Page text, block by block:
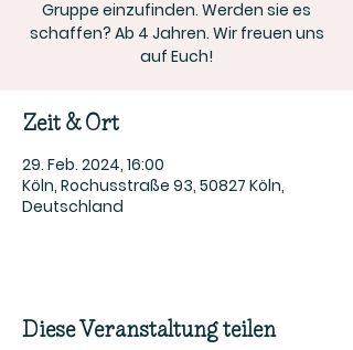
Gruppe einzufinden. Werden sie es
schaffen? Ab 4 Jahren. Wir freuen uns
auf Euch!
Zeit & Ort
29. Feb. 2024, 16:00
Köln, Rochusstraße 93, 50827 Köln,
Deutschland
Diese Veranstaltung teilen